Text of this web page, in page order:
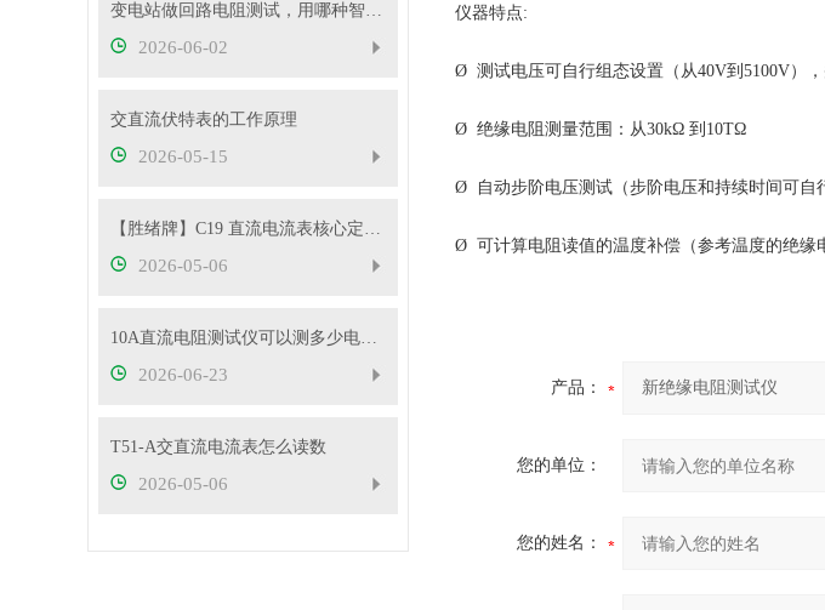
变电站做回路电阻测试，用哪种智能测试仪更靠谱？
2026-06-02
交直流伏特表的工作原理
2026-05-15
【胜绪牌】C19 直流电流表核心定位与原理
2026-05-06
10A直流电阻测试仪可以测多少电压的变压器？
2026-06-23
T51-A交直流电流表怎么读数
2026-05-06
仪器特点:
Ø 测试电压可自行组态设置（从40V到5100V）
Ø 绝缘电阻测量范围：从30kΩ 到10TΩ
Ø 自动步阶电压测试（步阶电压和持续时间可自
Ø 可计算电阻读值的温度补偿（参考温度的绝缘
产品：
您的单位：
您的姓名：